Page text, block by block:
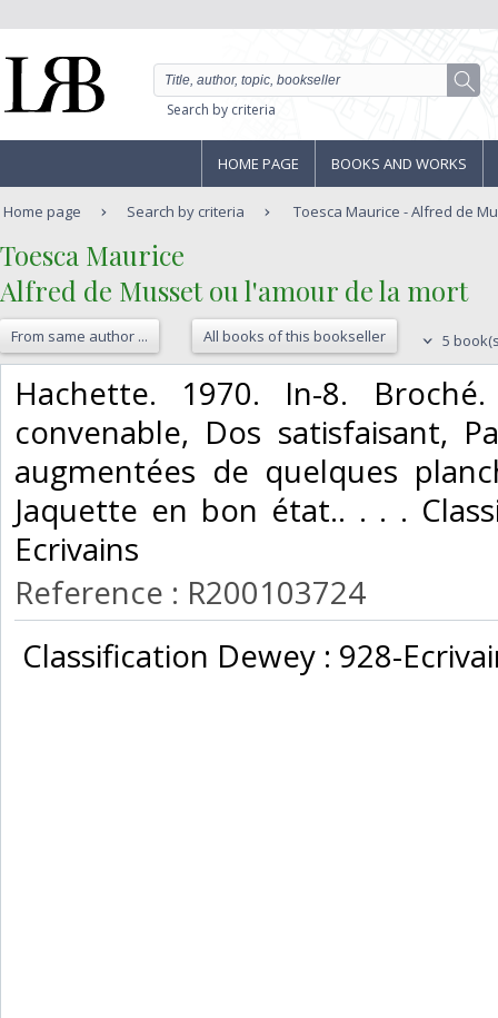
Search by criteria
HOME PAGE BOOKS AND WORKS
Home page Search by criteria Toesca Maurice - Alfred de
‎Toesca Maurice‎
‎Alfred de Musset ou l'amour de la mort‎
From same author ... All books of this bookseller 5
‎Hachette. 1970. In-8.
convenable, Dos satisfaisant,
augmentées de quelques
Jaquette en bon état.. . . .
Ecrivains‎
Reference : R200103724
Classification Dewey : 928-